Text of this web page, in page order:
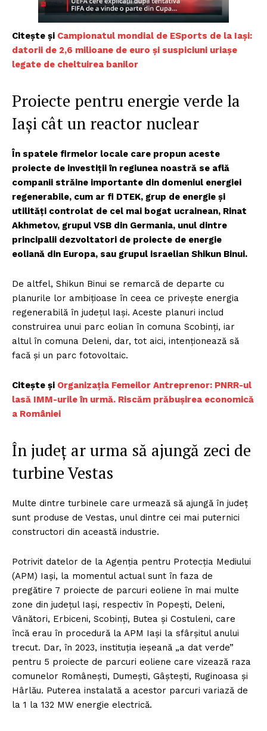
Citește și Campionatul mondial de ESports de la Iași:
datorii de 2,6 milioane de euro și suspiciuni uriașe
legate de cheltuirea banilor
Proiecte pentru energie verde la
Iaşi cât un reactor nuclear
În spatele firmelor locale care propun aceste
proiecte de investiții în regiunea noastră se află
companii străine importante din domeniul energiei
regenerabile, cum ar fi DTEK, grup de energie și
utilități controlat de cel mai bogat ucrainean, Rinat
Akhmetov, grupul VSB din Germania, unul dintre
principalii dezvoltatori de proiecte de energie
eoliană din Europa, sau grupul israelian Shikun Binui.
De altfel, Shikun Binui se remarcă de departe cu
planurile lor ambițioase în ceea ce privește energia
regenerabilă în județul Iași. Aceste planuri includ
construirea unui parc eolian în comuna Scobinți, iar
altul în comuna Deleni, dar, tot aici, intenționează să
facă și un parc fotovoltaic.
Citește și Organizația Femeilor Antreprenor: PNRR-ul
lasă IMM-urile în urmă. Riscăm prăbușirea economică
a României
În județ ar urma să ajungă zeci de
turbine Vestas
Multe dintre turbinele care urmează să ajungă în județ
sunt produse de Vestas, unul dintre cei mai puternici
constructori din această industrie.
Potrivit datelor de la Agenția pentru Protecția Mediului
(APM) Iași, la momentul actual sunt în faza de
pregătire 7 proiecte de parcuri eoliene în mai multe
zone din județul Iași, respectiv în Popești, Deleni,
Vânători, Erbiceni, Scobinți, Butea și Costuleni, care
încă erau în procedură la APM Iași la sfârșitul anului
trecut. Dar, în 2023, instituția ieșeană „a dat verde”
pentru 5 proiecte de parcuri eoliene care vizează raza
comunelor Românești, Dumești, Gâștești, Ruginoasa și
Hârlău. Puterea instalată a acestor parcuri variază de
la 1 la 132 MW energie electrică.